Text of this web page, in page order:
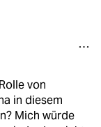
von
in diesem
Mich würde